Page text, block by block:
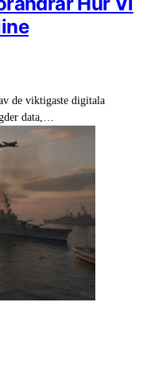
de viktigaste digitala
data,…